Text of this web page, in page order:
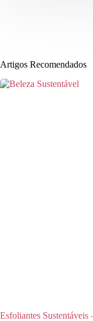
Artigos Recomendados
Esfoliantes